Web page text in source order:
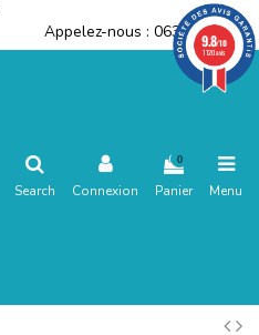
Appelez-nous : 0636792288
Search Connexion
0
Panier Menu
9.8/10
1120 avis